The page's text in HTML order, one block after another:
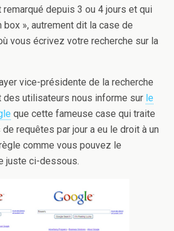
depuis 3 ou 4 jours et qui
box », autrement dit la case de
vous écrivez votre recherche sur la
vice-présidente de la recherche
des utilisateurs nous informe sur le
que cette fameuse case qui traite
requêtes par jour a eu le droit à un
comme vous pouvez le
juste ci-dessous.